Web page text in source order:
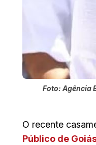
Foto: Agência
O recente
Público de